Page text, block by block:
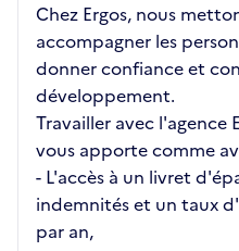
Chez Ergos, nous
accompagner les
donner confiance et
développement.
Travailler avec l'agence
vous apporte comme
- L'accès à un livret
indemnités et un taux
par an,